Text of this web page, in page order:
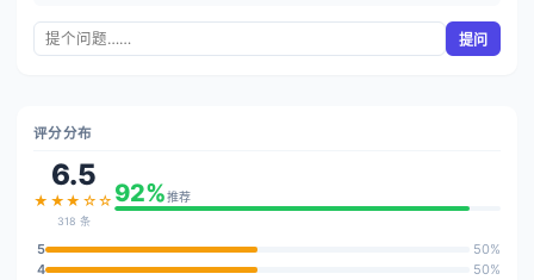
提问
评分分布
6.5
★★★☆☆
318 条
92%推荐
5
50%
4
50%